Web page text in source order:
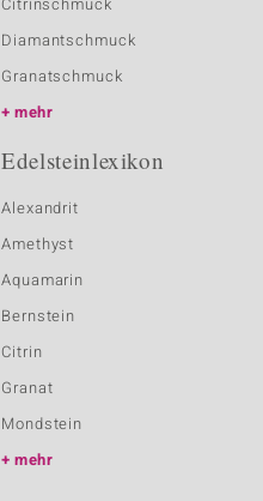
Diamantschmuck
Granatschmuck
mehr
Edelsteinlexikon
Alexandrit
Amethyst
Aquamarin
Bernstein
Citrin
Granat
Mondstein
mehr